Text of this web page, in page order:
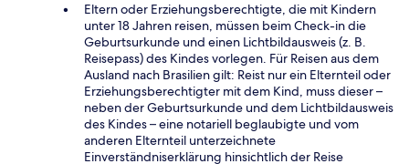
Eltern oder Erziehungsberechtigte, die mit Kindern
unter 18 Jahren reisen, müssen beim Check-in die
Geburtsurkunde und einen Lichtbildausweis (z. B.
Reisepass) des Kindes vorlegen. Für Reisen aus dem
Ausland nach Brasilien gilt: Reist nur ein Elternteil oder
Erziehungsberechtigter mit dem Kind, muss dieser –
neben der Geburtsurkunde und dem Lichtbildausweis
des Kindes – eine notariell beglaubigte und vom
anderen Elternteil unterzeichnete
Einverständniserklärung hinsichtlich der Reise